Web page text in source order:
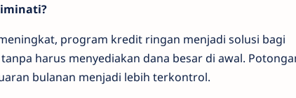
program kredit ringan menjadi solusi bagi
harus menyediakan dana besar di awal.
bulanan menjadi lebih terkontrol.